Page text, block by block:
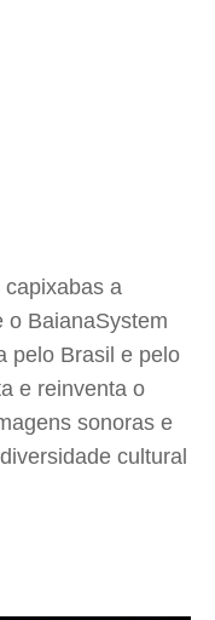
a
o BaianaSystem
pelo Brasil e pelo
e reinventa o
sonoras e
cultural